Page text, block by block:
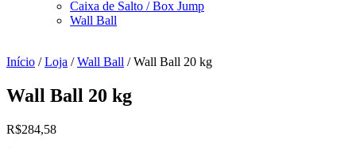
Caixa de Salto / Box Jump
Wall Ball
Início /Loja /Wall Ball / Wall Ball 20 kg
Wall Ball 20 kg
R$284,58